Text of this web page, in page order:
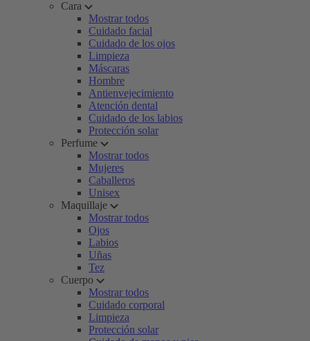
Cara
Mostrar todos
Cuidado facial
Cuidado de los ojos
Limpieza
Máscaras
Hombre
Antienvejecimiento
Atención dental
Cuidado de los labios
Protección solar
Perfume
Mostrar todos
Mujeres
Caballeros
Unisex
Maquillaje
Mostrar todos
Ojos
Labios
Uñas
Tez
Cuerpo
Mostrar todos
Cuidado corporal
Limpieza
Protección solar